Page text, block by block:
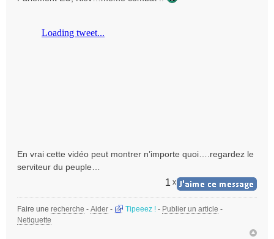
s
En vrai cette vidéo peut montrer n’importe quoi….regardez le
serviteur du peuple…
1 x
Faire une recherche - Aider - Tipeeez ! - Publier un article -
Netiquette